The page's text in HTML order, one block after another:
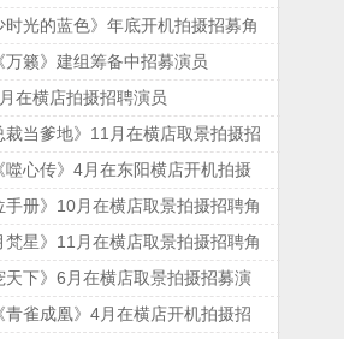
时光的蓝色》年底开机拍摄招募角
万籁》建组筹备中招募演员
在横店拍摄招聘演员
裁当爹地》11月在横店取景拍摄招
噬心传》4月在东阳横店开机拍摄
手册》10月在横店取景拍摄招聘角
梵星》11月在横店取景拍摄招聘角
天下》6月在横店取景拍摄招募演
青雀成凰》4月在横店开机拍摄招